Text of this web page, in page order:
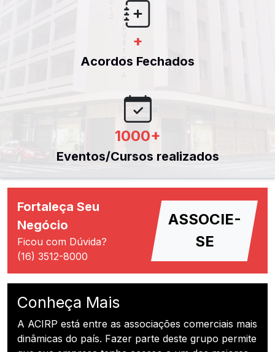
+
Acordos Fechados
1000+
Eventos/Cursos realizados
Fortaleça Seu
Negócio
Ficou com Dúvida?
(16) 3512-8000
ASSOCIE-
SE
Conheça Mais
A ACIRP está entre as associações comerciais mais
dinâmicas do país. Fazer parte deste grupo permite